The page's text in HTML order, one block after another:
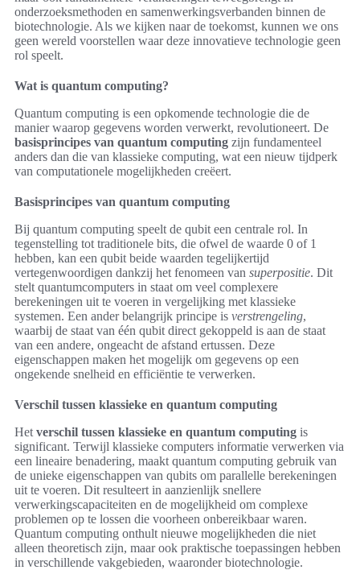
onderzoeksmethoden en samenwerkingsverbanden binnen de
biotechnologie. Als we kijken naar de toekomst, kunnen we ons
geen wereld voorstellen waar deze innovatieve technologie geen
rol speelt.
Wat is quantum computing?
Quantum computing is een opkomende technologie die de
manier waarop gegevens worden verwerkt, revolutioneert. De
basisprincipes van quantum computing zijn fundamenteel
anders dan die van klassieke computing, wat een nieuw tijdperk
van computationele mogelijkheden creëert.
Basisprincipes van quantum computing
Bij quantum computing speelt de qubit een centrale rol. In
tegenstelling tot traditionele bits, die ofwel de waarde 0 of 1
hebben, kan een qubit beide waarden tegelijkertijd
vertegenwoordigen dankzij het fenomeen van superpositie. Dit
stelt quantumcomputers in staat om veel complexere
berekeningen uit te voeren in vergelijking met klassieke
systemen. Een ander belangrijk principe is verstrengeling,
waarbij de staat van één qubit direct gekoppeld is aan de staat
van een andere, ongeacht de afstand ertussen. Deze
eigenschappen maken het mogelijk om gegevens op een
ongekende snelheid en efficiëntie te verwerken.
Verschil tussen klassieke en quantum computing
Het verschil tussen klassieke en quantum computing is
significant. Terwijl klassieke computers informatie verwerken via
een lineaire benadering, maakt quantum computing gebruik van
de unieke eigenschappen van qubits om parallelle berekeningen
uit te voeren. Dit resulteert in aanzienlijk snellere
verwerkingscapaciteiten en de mogelijkheid om complexe
problemen op te lossen die voorheen onbereikbaar waren.
Quantum computing onthult nieuwe mogelijkheden die niet
alleen theoretisch zijn, maar ook praktische toepassingen hebben
in verschillende vakgebieden, waaronder biotechnologie.